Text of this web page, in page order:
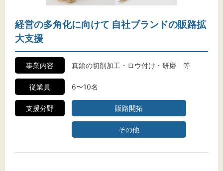
経営の多角化に向けて 自社ブランドの販路拡
大支援
事業内容 真鍮の切削加工・ロウ付け・研磨 等
従業員 6〜10名
支援分野 販路開拓
その他